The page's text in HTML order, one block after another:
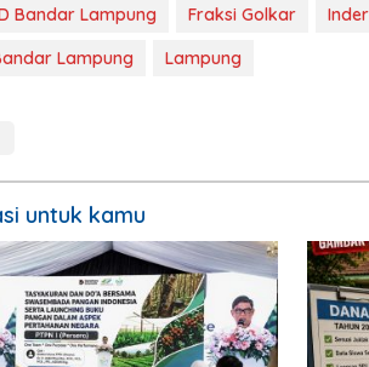
Bandar Lampung Fraksi Golkar
Lampung
Lampung
untuk kamu